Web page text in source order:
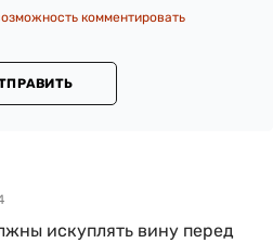
комментировать
искуплять вину перед